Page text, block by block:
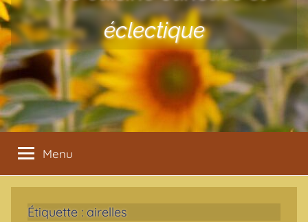
éclectique
Menu
Étiquette : airelles